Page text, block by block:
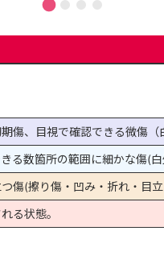
傷、目視で確認できる微傷（
る数箇所の範囲に細かな傷(
傷(擦り傷・凹み・折れ・目
る状態。